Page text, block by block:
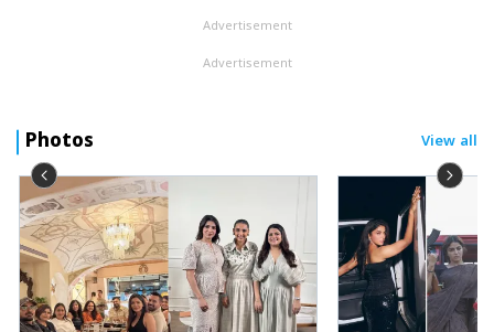
Advertisement
Advertisement
Photos View all